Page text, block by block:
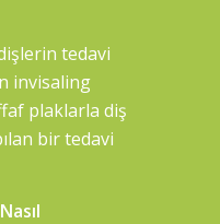
tedavi
invisaling
plaklarla diş
bir tedavi